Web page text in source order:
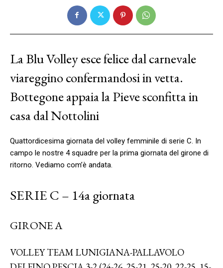
La Blu Volley esce felice dal carnevale
viareggino confermandosi in vetta.
Bottegone appaia la Pieve sconfitta in
casa dal Nottolini
Quattordicesima giornata del volley femminile di serie C. In
campo le nostre 4 squadre per la prima giornata del girone di
ritorno. Vediamo com’è andata.
SERIE C – 14a giornata
GIRONE A
VOLLEY TEAM LUNIGIANA-PALLAVOLO